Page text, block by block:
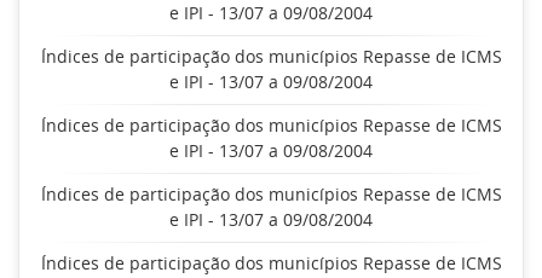
e IPI - 13/07 a 09/08/2004
Índices de participação dos municípios Repasse de ICMS
e IPI - 13/07 a 09/08/2004
Índices de participação dos municípios Repasse de ICMS
e IPI - 13/07 a 09/08/2004
Índices de participação dos municípios Repasse de ICMS
e IPI - 13/07 a 09/08/2004
Índices de participação dos municípios Repasse de ICMS